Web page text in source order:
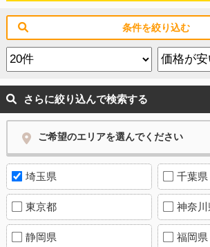
条件を絞り込む
さらに絞り込んで検索する
ご希望のエリアを選んでください
埼玉県 千葉県
東京都 神奈川
静岡県 福岡県